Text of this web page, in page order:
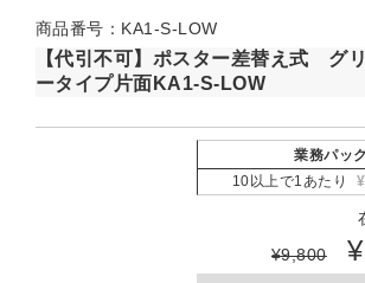
商品番号：KA1-S-LOW
【代引不可】ポスター差替え式 グ
ータイプ片面KA1-S-LOW
業務パッ
10以上で1あたり
¥9,800